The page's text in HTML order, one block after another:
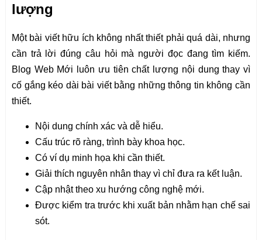
lượng
Một bài viết hữu ích không nhất thiết phải quá dài, nhưng
cần trả lời đúng câu hỏi mà người đọc đang tìm kiếm.
Blog Web Mới luôn ưu tiên chất lượng nội dung thay vì
cố gắng kéo dài bài viết bằng những thông tin không cần
thiết.
Nội dung chính xác và dễ hiểu.
Cấu trúc rõ ràng, trình bày khoa học.
Có ví dụ minh họa khi cần thiết.
Giải thích nguyên nhân thay vì chỉ đưa ra kết luận.
Cập nhật theo xu hướng công nghệ mới.
Được kiểm tra trước khi xuất bản nhằm hạn chế sai
sót.